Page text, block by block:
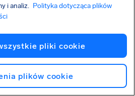
których możemy
odszkodowanie:
i analiz. Polityka dotycząca plików
pliki cookie
plików cookie